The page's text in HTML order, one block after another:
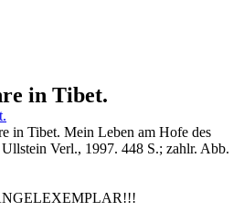
in Tibet.
in Tibet. Mein Leben am Hofe des
Verl., 1997. 448 S.; zahlr. Abb.